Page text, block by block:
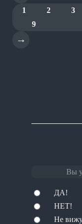
Вы
ДА!
НЕТ!
Не
1 2 3
9
→